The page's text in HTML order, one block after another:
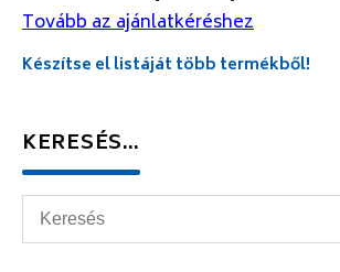
Tovább az ajánlatkéréshez
Készítse el listáját több termékből!
KERESÉS…